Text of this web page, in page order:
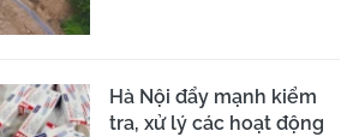
Hà Nội đẩy mạnh kiểm
tra, xử lý các hoạt động